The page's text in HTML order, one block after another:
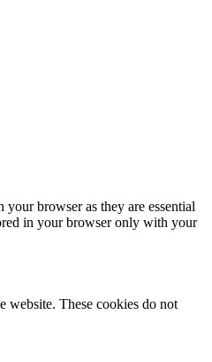
browser as they are essential
in your browser only with your
website. These cookies do not